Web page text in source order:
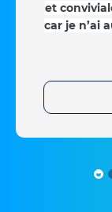
et
car je n’ai